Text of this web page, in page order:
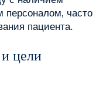
часто
пациента.
цели